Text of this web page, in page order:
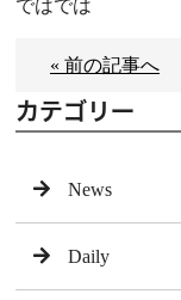
ではでは
« 前の記事へ
カテゴリー
News
Daily